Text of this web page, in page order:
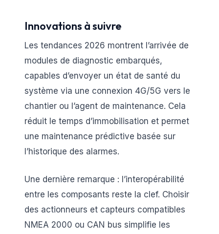
Innovations à suivre
Les tendances 2026 montrent l’arrivée de
modules de diagnostic embarqués,
capables d’envoyer un état de santé du
système via une connexion 4G/5G vers le
chantier ou l’agent de maintenance. Cela
réduit le temps d’immobilisation et permet
une maintenance prédictive basée sur
l’historique des alarmes.
Une dernière remarque : l’interopérabilité
entre les composants reste la clef. Choisir
des actionneurs et capteurs compatibles
NMEA 2000 ou CAN bus simplifie les